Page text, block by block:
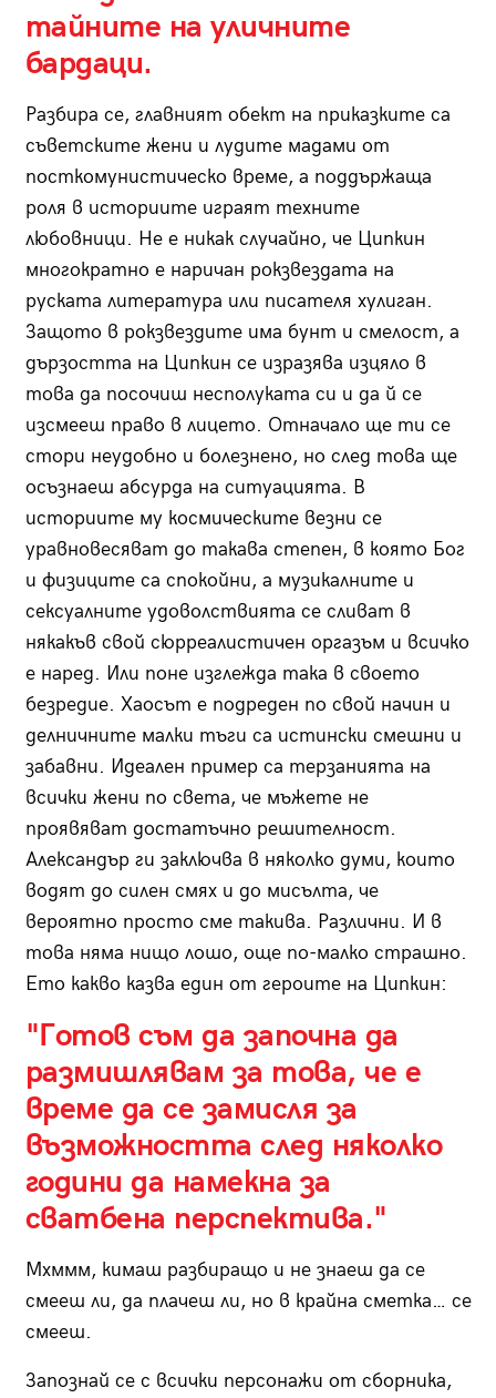
тайните на уличните
бардаци.
Разбира се, главният обект на приказките са
съветските жени и лудите мадами от
посткомунистическо време, а поддържаща
роля в историите играят техните
любовници. Не е никак случайно, че Ципкин
многократно е наричан рокзвездата на
руската литература или писателя хулиган.
Защото в рокзвездите има бунт и смелост, а
дързостта на Ципкин се изразява изцяло в
това да посочиш несполуката си и да й се
изсмееш право в лицето. Отначало ще ти се
стори неудобно и болезнено, но след това ще
осъзнаеш абсурда на ситуацията. В
историите му космическите везни се
уравновесяват до такава степен, в която Бог
и физиците са спокойни, а музикалните и
сексуалните удоволствията се сливат в
някакъв свой сюрреалистичен оргазъм и всичко
е наред. Или поне изглежда така в своето
безредие. Хаосът е подреден по свой начин и
делничните малки тъги са истински смешни и
забавни. Идеален пример са терзанията на
всички жени по света, че мъжете не
проявяват достатъчно решителност.
Александър ги заключва в няколко думи, които
водят до силен смях и до мисълта, че
вероятно просто сме такива. Различни. И в
това няма нищо лошо, още по-малко страшно.
Ето какво казва един от героите на Ципкин:
"Готов съм да започна да
размишлявам за това, че е
време да се замисля за
възможността след няколко
години да намекна за
сватбена перспектива."
Мхммм, кимаш разбиращо и не знаеш да се
смееш ли, да плачеш ли, но в крайна сметка… се
смееш.
Запознай се с всички персонажи от сборника,